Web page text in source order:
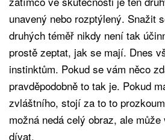
unavený nebo rozptýlený. Snažit
druhých téměř nikdy není tak
prostě zeptat, jak se mají. Dnes
instinktům. Pokud se vám něco
pravděpodobně to tak je. Pokud
zvláštního, stojí za to to
možná nedá celý obraz, ale
dívat.